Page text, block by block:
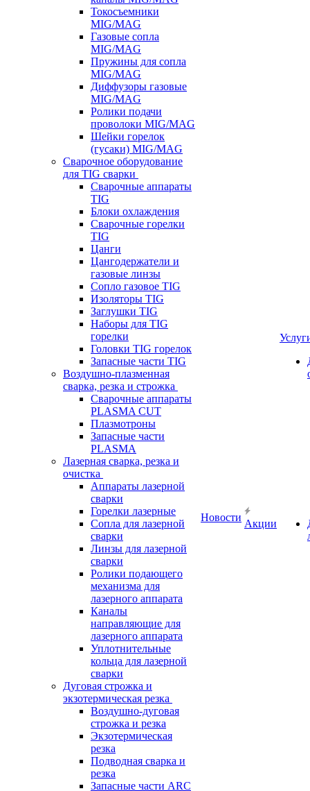
Токосъемники
MIG/MAG
Газовые сопла
MIG/MAG
Пружины для сопла
MIG/MAG
Диффузоры газовые
MIG/MAG
Ролики подачи
проволоки MIG/MAG
Шейки горелок
(гусаки) MIG/MAG
Сварочное оборудование
для TIG сварки
Сварочные аппараты
TIG
Блоки охлаждения
Сварочные горелки
TIG
Цанги
Цангодержатели и
газовые линзы
Сопло газовое TIG
Изоляторы TIG
Заглушки TIG
Наборы для TIG
горелки
Головки TIG горелок
Запасные части TIG
Воздушно-плазменная
сварка, резка и строжка
Сварочные аппараты
PLASMA CUT
Плазмотроны
Запасные части
PLASMA
Лазерная сварка, резка и
очистка
Аппараты лазерной
сварки
Горелки лазерные
Сопла для лазерной
сварки
Линзы для лазерной
сварки
Ролики подающего
механизма для
лазерного аппарата
Каналы
направляющие для
лазерного аппарата
Уплотнительные
кольца для лазерной
сварки
Дуговая строжка и
экзотермическая резка
Воздушно-дуговая
строжка и резка
Экзотермическая
резка
Подводная сварка и
резка
Запасные части ARC
Новости
Акции